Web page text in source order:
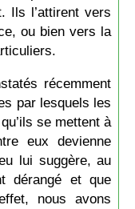
Ils l’attirent vers
ou bien vers la
récemment
par lesquels les
se mettent à
eux devienne
lui suggère, au
dérangé et que
nous avons